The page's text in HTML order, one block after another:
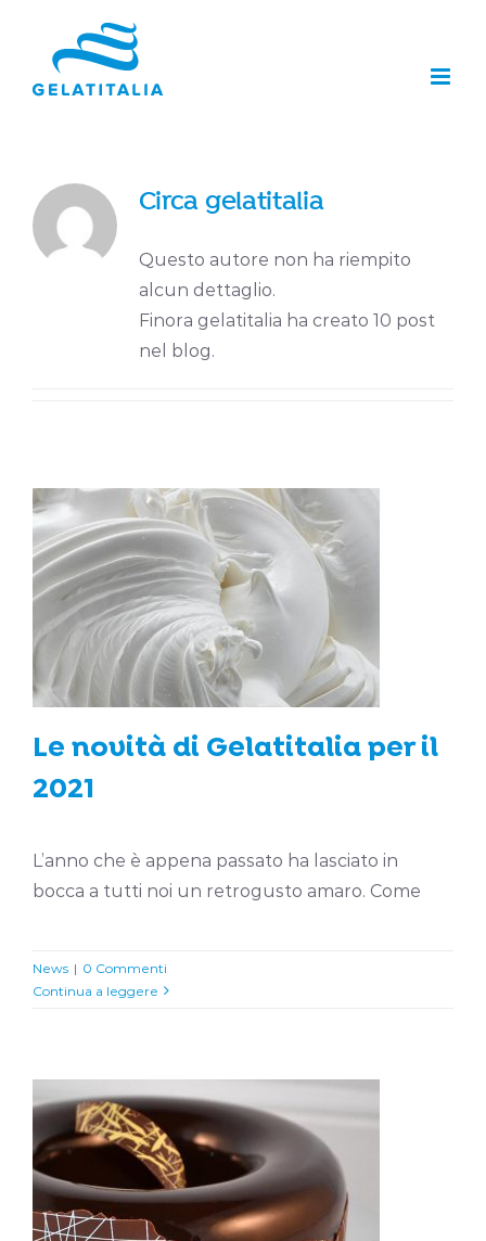
contenuto
Circa gelatitalia
Questo autore non ha riempito
alcun dettaglio.
Finora gelatitalia ha creato 10 post
nel blog.
Le novità di Gelatitalia per il
2021
News
Le novità di Gelatitalia per il
2021
L’anno che è appena passato ha lasciato in
bocca a tutti noi un retrogusto amaro. Come
News | 0 Commenti
Continua a leggere
Cosa sono le glasse per dolci
Guide